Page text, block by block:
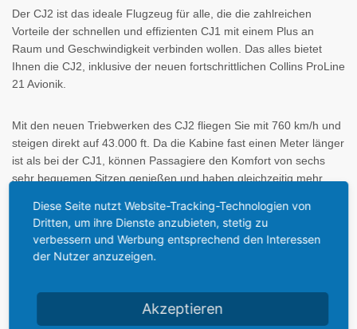
Der CJ2 ist das ideale Flugzeug für alle, die die zahlreichen
Vorteile der schnellen und effizienten CJ1 mit einem Plus an
Raum und Geschwindigkeit verbinden wollen. Das alles bietet
Ihnen die CJ2, inklusive der neuen fortschrittlichen Collins ProLine
21 Avionik.
Mit den neuen Triebwerken des CJ2 fliegen Sie mit 760 km/h und
steigen direkt auf 43.000 ft. Da die Kabine fast einen Meter länger
ist als bei der CJ1, können Passagiere den Komfort von sechs
sehr bequemen Sitzen genießen und haben gleichzeitig mehr
Auch der CJ2 ist für den Single-Pilot Betrieb zugelassen.
Entstehungsgeschichte der Cessna
Citation-Familie:
Diese Seite nutzt Website-Tracking-Technologien von
Dritten, um ihre Dienste anzubieten, stetig zu
verbessern und Werbung entsprechend den Interessen
der Nutzer anzuzeigen.
Akzeptieren